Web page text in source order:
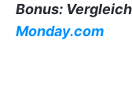
Bonus:
Monday.com